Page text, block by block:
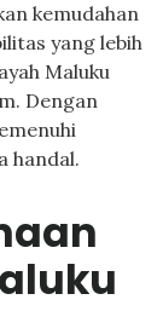
kemudahan
yang lebih
Maluku
Dengan
handal.